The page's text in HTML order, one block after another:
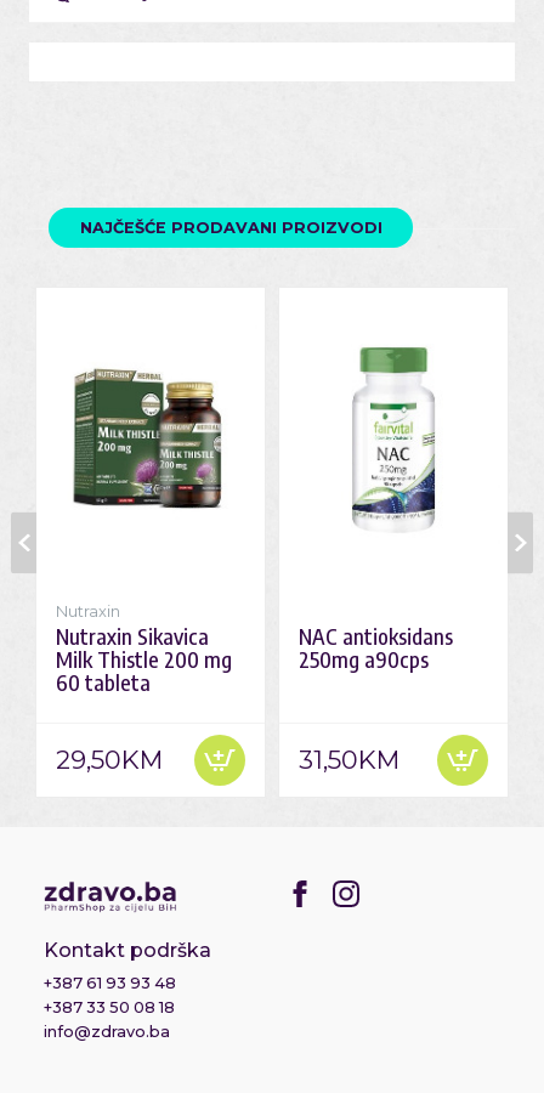
NAJČEŠĆE PRODAVANI PROIZVODI
Nutraxin
Nutraxin Sikavica
Milk Thistle 200 mg
60 tableta
29,50KM
NAC antioksidans
250mg a90cps
31,50KM
Kontakt podrška
+387 61 93 93 48
+387 33 50 08 18
info@zdravo.ba